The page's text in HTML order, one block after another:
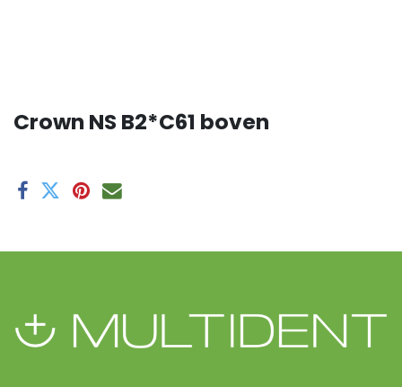
Crown NS B2*C61 boven